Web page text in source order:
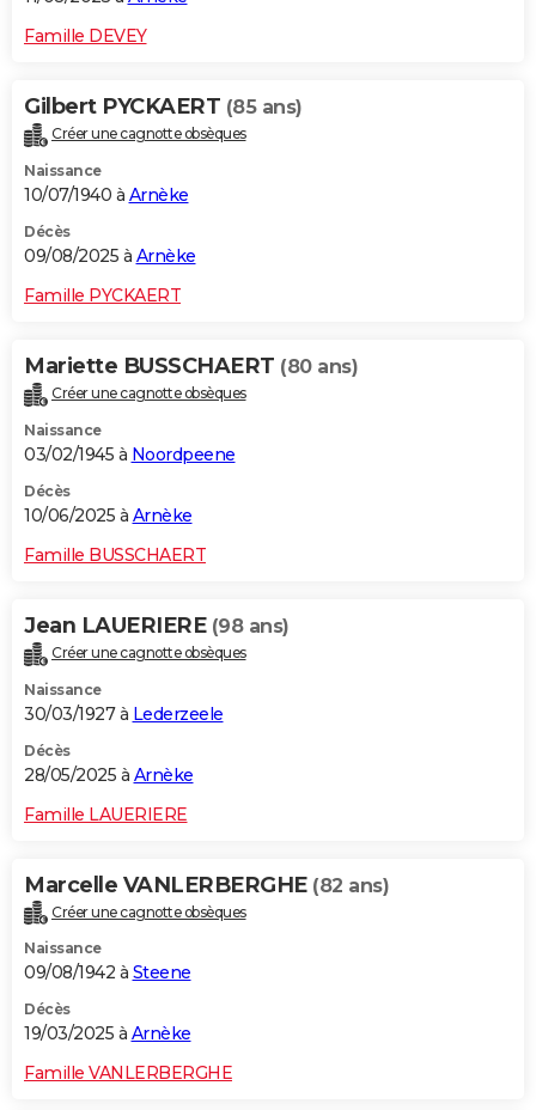
Famille DEVEY
Gilbert PYCKAERT (85 ans)
Créer une cagnotte obsèques
Naissance
10/07/1940 à Arnèke
Décès
09/08/2025 à Arnèke
Famille PYCKAERT
Mariette BUSSCHAERT (80 ans)
Créer une cagnotte obsèques
Naissance
03/02/1945 à Noordpeene
Décès
10/06/2025 à Arnèke
Famille BUSSCHAERT
Jean LAUERIERE (98 ans)
Créer une cagnotte obsèques
Naissance
30/03/1927 à Lederzeele
Décès
28/05/2025 à Arnèke
Famille LAUERIERE
Marcelle VANLERBERGHE (82 ans)
Créer une cagnotte obsèques
Naissance
09/08/1942 à Steene
Décès
19/03/2025 à Arnèke
Famille VANLERBERGHE